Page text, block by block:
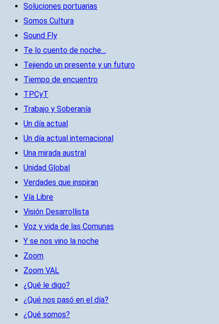
Soluciones portuarias
Somos Cultura
Sound Fly
Te lo cuento de noche…
Tejiendo un presente y un futuro
Tiempo de encuentro
TPCyT
Trabajo y Soberanía
Un día actual
Un día actual internacional
Una mirada austral
Unidad Global
Verdades que inspiran
Vía Libre
Visión Desarrollista
Voz y vida de las Comunas
Y se nos vino la noche
Zoom
Zoom VAL
¿Qué le digo?
¿Qué nos pasó en el día?
¿Qué somos?